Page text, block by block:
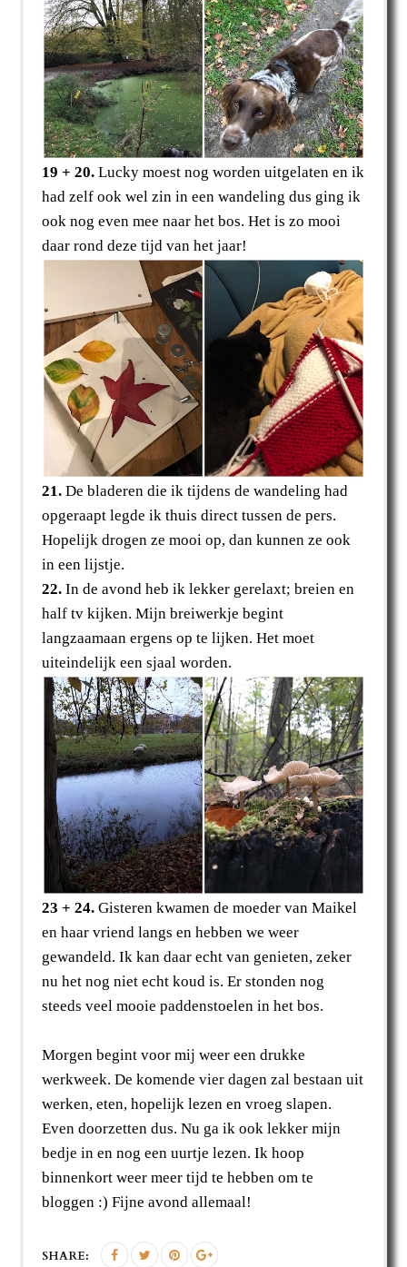
19 + 20.Lucky moest nog worden uitgelaten en ik
had zelf ook wel zin in een wandeling dus ging ik
ook nog even mee naar het bos. Het is zo mooi
daar rond deze tijd van het jaar!
21. De bladeren die ik tijdens de wandeling had
opgeraapt legde ik thuis direct tussen de pers.
Hopelijk drogen ze mooi op, dan kunnen ze ook
in een lijstje.
22. In de avond heb ik lekker gerelaxt; breien en
half tv kijken. Mijn breiwerkje begint
langzaamaan ergens op te lijken. Het moet
uiteindelijk een sjaal worden.
23 + 24. Gisteren kwamen de moeder van Maikel
en haar vriend langs en hebben we weer
gewandeld. Ik kan daar echt van genieten, zeker
nu het nog niet echt koud is. Er stonden nog
steeds veel mooie paddenstoelen in het bos.
Morgen begint voor mij weer een drukke
werkweek. De komende vier dagen zal bestaan uit
werken, eten, hopelijk lezen en vroeg slapen.
Even doorzetten dus. Nu ga ik ook lekker mijn
bedje in en nog een uurtje lezen. Ik hoop
binnenkort weer meer tijd te hebben om te
bloggen :) Fijne avond allemaal!
SHARE: